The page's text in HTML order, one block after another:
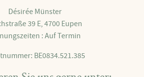
Désirée Münster
39 E, 4700 Eupen
: Auf Termin
BE0834.521.385